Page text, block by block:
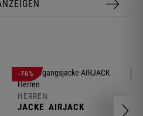
-76%
HERREN
JACKE AIRJACK